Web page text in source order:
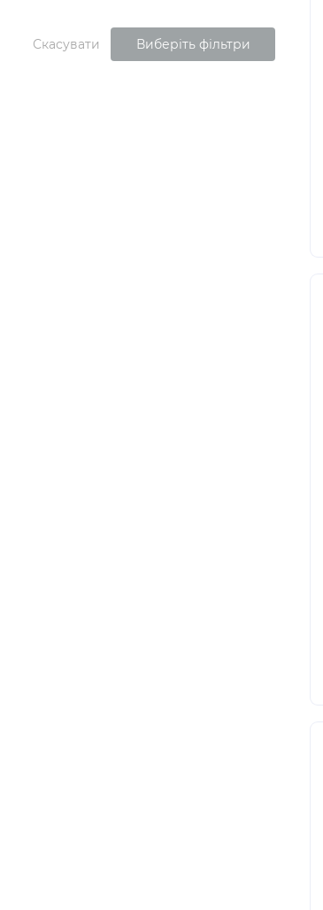
Скасувати Виберіть фільтри